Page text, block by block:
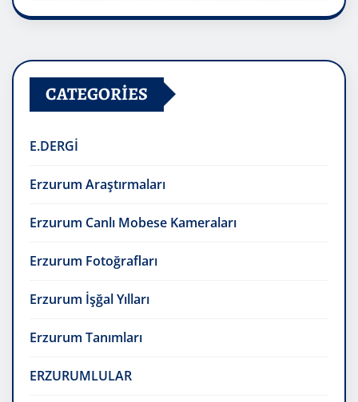
CATEGORIES
E.DERGİ
Erzurum Araştırmaları
Erzurum Canlı Mobese Kameraları
Erzurum Fotoğrafları
Erzurum İşğal Yılları
Erzurum Tanımları
ERZURUMLULAR